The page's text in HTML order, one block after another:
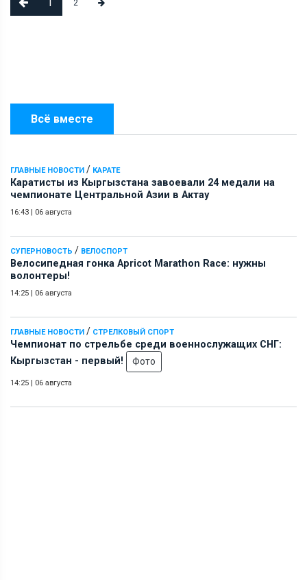
Всё вместе
ГЛАВНЫЕ НОВОСТИ / КАРАТЕ
Каратисты из Кыргызстана завоевали 24 медали на
чемпионате Центральной Азии в Актау
16:43 | 06 августа
СУПЕРНОВОСТЬ / ВЕЛОСПОРТ
Велосипедная гонка Apricot Marathon Race: нужны
волонтеры!
14:25 | 06 августа
ГЛАВНЫЕ НОВОСТИ / СТРЕЛКОВЫЙ СПОРТ
Чемпионат по стрельбе среди военнослужащих СНГ:
Кыргызстан - первый!
Фото
14:25 | 06 августа
2